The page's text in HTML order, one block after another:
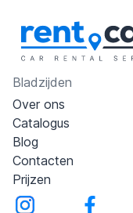
Bladzijden
Over ons
Catalogus
Blog
Contacten
Prijzen